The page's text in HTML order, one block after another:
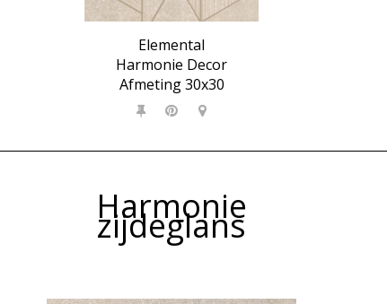
Elemental
Harmonie Decor
Afmeting 30x30
Harmonie
zijdeglans